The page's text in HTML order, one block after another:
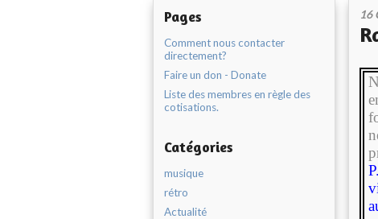
Pages
Comment nous contacter
directement?
Faire un don - Donate
Liste des membres en règle des
cotisations.
Catégories
musique
rétro
Actualité
16